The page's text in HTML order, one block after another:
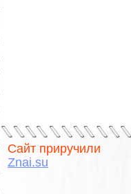
Сайт приручили
Znai.su